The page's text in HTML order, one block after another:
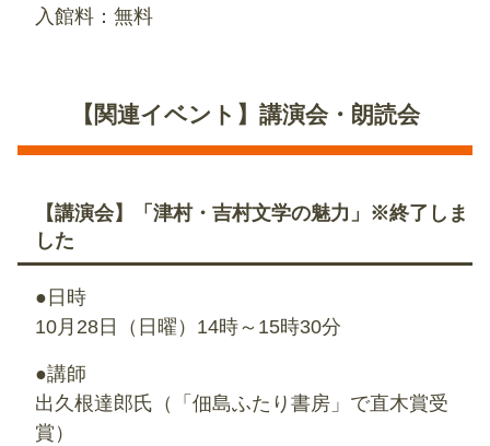
入館料：無料
【関連イベント】講演会・朗読会
【講演会】「津村・吉村文学の魅力」※終了しま
した
●日時
10月28日（日曜）14時～15時30分
●講師
出久根達郎氏（「佃島ふたり書房」で直木賞受
賞）